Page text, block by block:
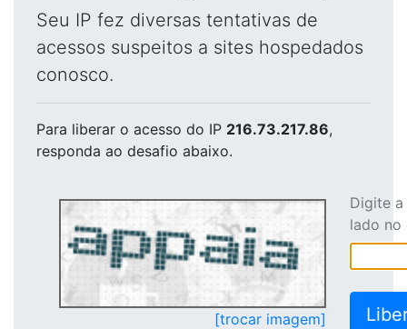
Seu IP fez diversas tentativas de
acessos suspeitos a sites hospedados
conosco.
Para liberar o acesso do IP 216.73.217.86,
responda ao desafio abaixo.
[trocar imagem]
Digite
lado no